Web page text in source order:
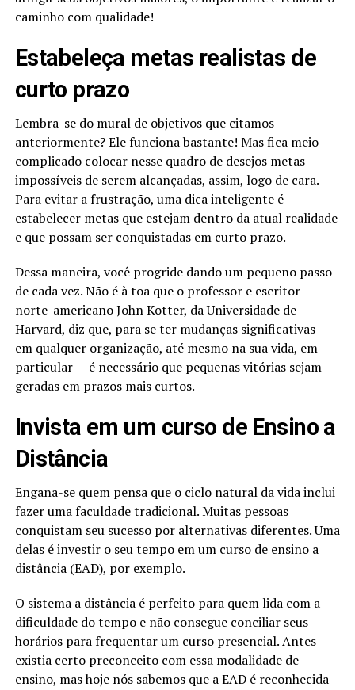
caminho com qualidade!
Estabeleça metas realistas de
curto prazo
Lembra-se do mural de objetivos que citamos
anteriormente? Ele funciona bastante! Mas fica meio
complicado colocar nesse quadro de desejos metas
impossíveis de serem alcançadas, assim, logo de cara.
Para evitar a frustração, uma dica inteligente é
estabelecer metas que estejam dentro da atual realidade
e que possam ser conquistadas em curto prazo.
Dessa maneira, você progride dando um pequeno passo
de cada vez. Não é à toa que o professor e escritor
norte-americano John Kotter, da Universidade de
Harvard, diz que, para se ter mudanças significativas —
em qualquer organização, até mesmo na sua vida, em
particular — é necessário que pequenas vitórias sejam
geradas em prazos mais curtos.
Invista em um curso de Ensino a
Distância
Engana-se quem pensa que o ciclo natural da vida inclui
fazer uma faculdade tradicional. Muitas pessoas
conquistam seu sucesso por alternativas diferentes. Uma
delas é investir o seu tempo em um curso de ensino a
distância (EAD), por exemplo.
O sistema a distância é perfeito para quem lida com a
dificuldade do tempo e não consegue conciliar seus
horários para frequentar um curso presencial. Antes
existia certo preconceito com essa modalidade de
ensino, mas hoje nós sabemos que a EAD é reconhecida